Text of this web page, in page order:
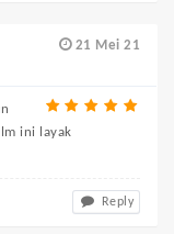
21 Mei 21
ini layak
Reply